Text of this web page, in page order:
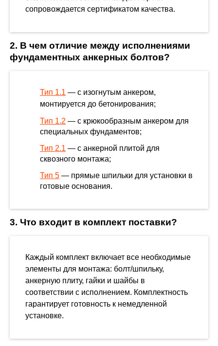
сопровождается сертификатом качества.
2. В чем отличие между исполнениями
фундаментных анкерных болтов?
Тип 1.1 — с изогнутым анкером,
монтируется до бетонирования;
Тип 1.2 — с крюкообразным анкером для
специальных фундаментов;
Тип 2.1 — с анкерной плитой для
сквозного монтажа;
Тип 5 — прямые шпильки для установки в
готовые основания.
3. Что входит в комплект поставки?
Каждый комплект включает все необходимые
элементы для монтажа: болт/шпильку,
анкерную плиту, гайки и шайбы в
соответствии с исполнением. Комплектность
гарантирует готовность к немедленной
установке.